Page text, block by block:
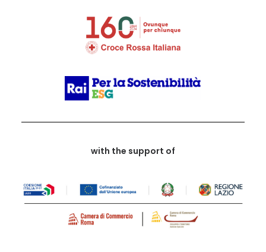
with the support of